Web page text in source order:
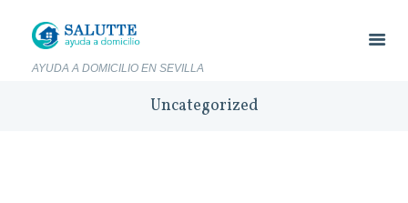
AYUDA A DOMICILIO EN SEVILLA
Uncategorized